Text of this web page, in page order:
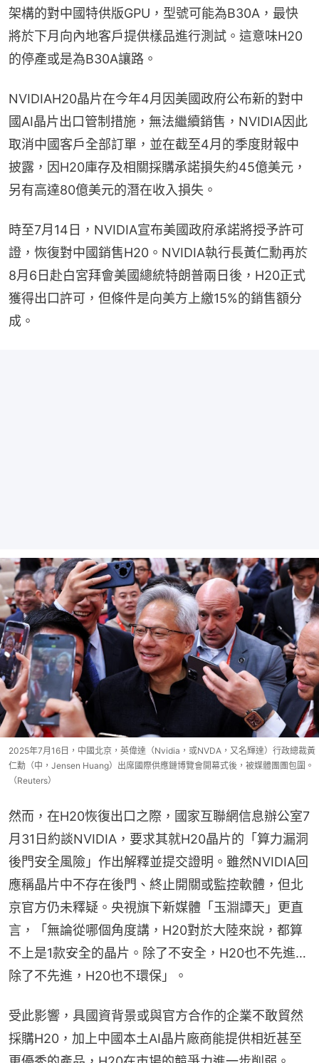
架構的對中國特供版GPU，型號可能為B30A，最快
將於下月向內地客戶提供樣品進行測試。這意味H20
的停產或是為B30A讓路。
NVIDIAH20晶片在今年4月因美國政府公布新的對中
國AI晶片出口管制措施，無法繼續銷售，NVIDIA因此
取消中國客戶全部訂單，並在截至4月的季度財報中
披露，因H20庫存及相關採購承諾損失約45億美元，
另有高達80億美元的潛在收入損失。
時至7月14日，NVIDIA宣布美國政府承諾將授予許可
證，恢復對中國銷售H20。NVIDIA執行長黃仁勳再於
8月6日赴白宮拜會美國總統特朗普兩日後，H20正式
獲得出口許可，但條件是向美方上繳15%的銷售額分
成。
2025年7月16日，中國北京，英偉達（Nvidia，或NVDA，又名輝達）行政總裁黃
仁勳（中，Jensen Huang）出席國際供應鏈博覽會開幕式後，被媒體團團包圍。
（Reuters）
然而，在H20恢復出口之際，國家互聯網信息辦公室7
月31日約談NVIDIA，要求其就H20晶片的「算力漏洞
後門安全風險」作出解釋並提交證明。雖然NVIDIA回
應稱晶片中不存在後門、終止開關或監控軟體，但北
京官方仍未釋疑。央視旗下新媒體「玉淵譚天」更直
言，「無論從哪個角度講，H20對於大陸來說，都算
不上是1款安全的晶片。除了不安全，H20也不先進…
除了不先進，H20也不環保」。
受此影響，具國資背景或與官方合作的企業不敢貿然
採購H20，加上中國本土AI晶片廠商能提供相近甚至